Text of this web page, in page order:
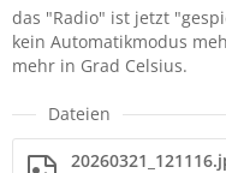
das "Radio" ist jetzt
kein Automatikmodus
mehr in Grad Celsius.
Dateien